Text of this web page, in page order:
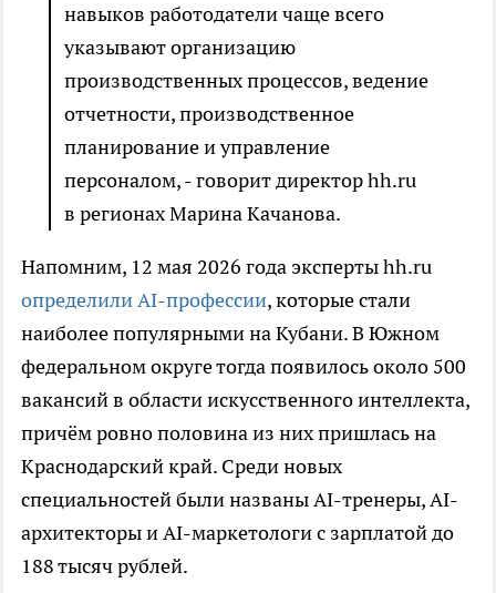
навыков работодатели чаще всего
указывают организацию
производственных процессов, ведение
отчетности, производственное
планирование и управление
персоналом, - говорит директор hh.ru
в регионах Марина Качанова.
Напомним, 12 мая 2026 года эксперты hh.ru
определили AI-профессии, которые стали
наиболее популярными на Кубани. В Южном
федеральном округе тогда появилось около 500
вакансий в области искусственного интеллекта,
причём ровно половина из них пришлась на
Краснодарский край. Среди новых
специальностей были названы AI-тренеры, AI-
архитекторы и AI-маркетологи с зарплатой до
188 тысяч рублей.